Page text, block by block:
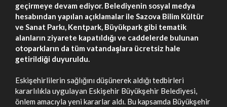
geçirmeye devam ediyor. Belediyenin sosyal medya
hesabından yapılan açıklamalar ile Sazova Bilim Kültür
ve Sanat Parkı, Kentpark, Büyükpark gibi tematik
alanların ziyarete kapatıldığı ve caddelerde bulunan
otoparkların da tüm vatandaşlara ücretsiz hale
getirildiği duyuruldu.
Eskişehirlilerin sağlığını düşünerek aldığı tedbirleri
kararlılıkla uygulayan Eskişehir Büyükşehir Belediyesi,
önlem amacıyla yeni kararlar aldı. Bu kapsamda Büyükşehir